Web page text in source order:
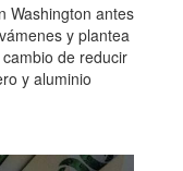
Washington antes
y plantea
de reducir
y aluminio